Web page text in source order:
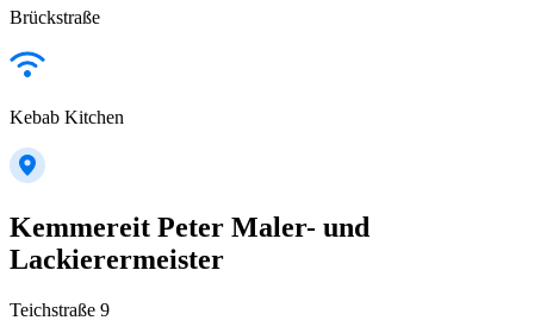
Brückstraße
Kebab Kitchen
Kemmereit Peter Maler- und
Lackierermeister
Teichstraße 9